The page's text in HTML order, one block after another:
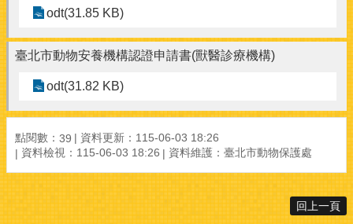
odt(31.85 KB)
臺北市動物安養機構認證申請書(獸醫診療機構)
odt(31.82 KB)
點閱數： 39
資料更新：115-06-03 18:26
資料檢視：115-06-03 18:26
資料維護：臺北市動物保護處
回上一頁